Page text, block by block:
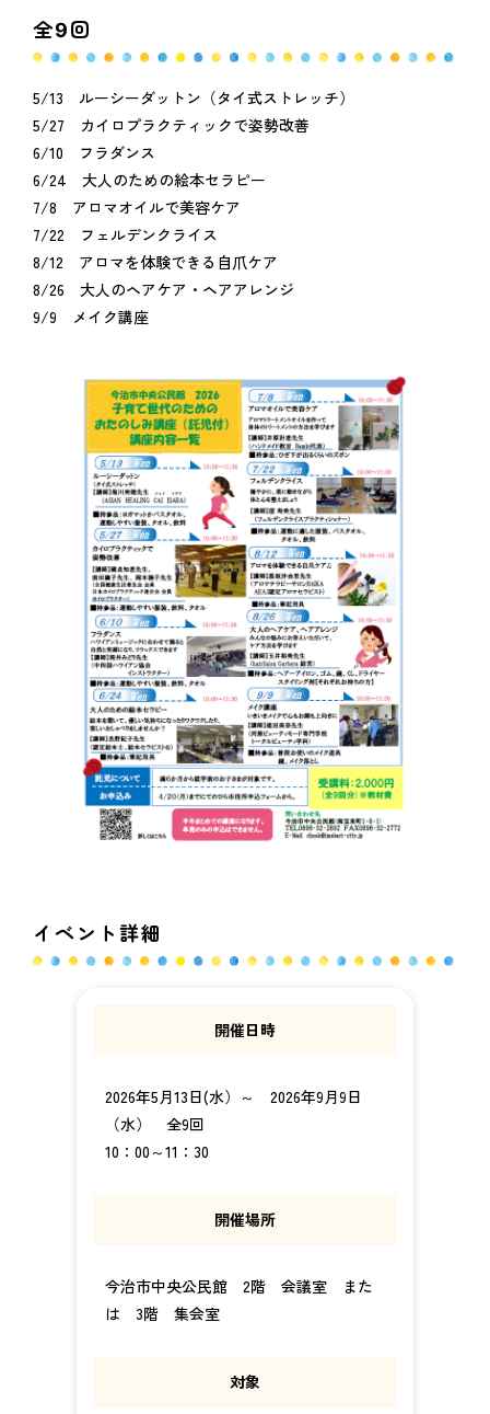
全9回
5/13 ルーシーダットン（タイ式ストレッチ）
5/27 カイロプラクティックで姿勢改善
6/10 フラダンス
6/24 大人のための絵本セラピー
7/8 アロマオイルで美容ケア
7/22 フェルデンクライス
8/12 アロマを体験できる自爪ケア
8/26 大人のヘアケア・ヘアアレンジ
9/9 メイク講座
イベント詳細
開催日時
2026年5月13日(水）～ 2026年9月9日
（水） 全9回
10：00～11：30
開催場所
今治市中央公民館 2階 会議室 また
は 3階 集会室
対象